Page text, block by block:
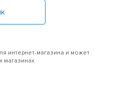
интернет-магазина и может
магазинах